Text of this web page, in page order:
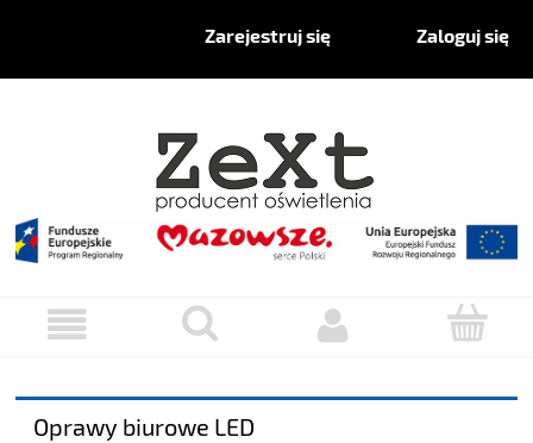
Zarejestruj się Zaloguj się
Oprawy biurowe LED